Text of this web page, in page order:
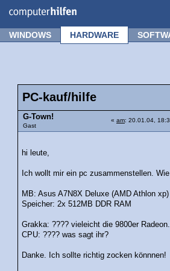
WINDOWS HARDWARE
PC-kauf/hilfe
G-Town!
Gast
« am: 20.01.04,
hi leute,
Ich wollt mir ein pc zusammenstellen.
MB: Asus A7N8X Deluxe (AMD Athlon xp)
Speicher: 2x 512MB DDR RAM
Grakka: ???? vieleicht die 9800er
CPU: ???? was sagt ihr?
Danke. Ich sollte richtig zocken könnnen!